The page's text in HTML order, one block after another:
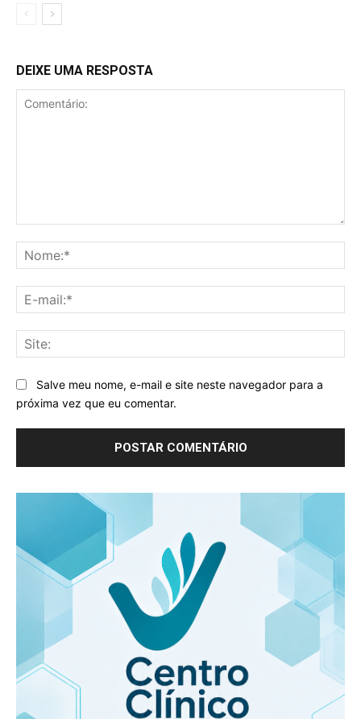
DEIXE UMA RESPOSTA
Salve meu nome, e-mail e site neste navegador para a
próxima vez que eu comentar.